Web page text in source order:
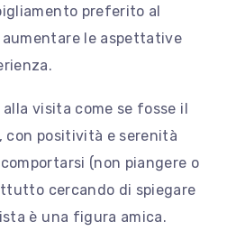
preferito al
aumentare le aspettative
alla visita come se fosse il
con positività e serenità
(non piangere o
cercando di spiegare
è una figura amica.